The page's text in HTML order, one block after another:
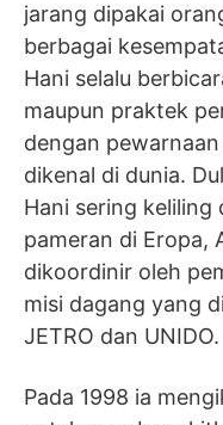
jarang dipakai
berbagai
Hani selalu
maupun praktek
dengan
dikenal di dunia.
Hani sering keliling
pameran di Eropa,
dikoordinir oleh
misi dagang yang
JETRO dan UNIDO.
Pada 1998 ia